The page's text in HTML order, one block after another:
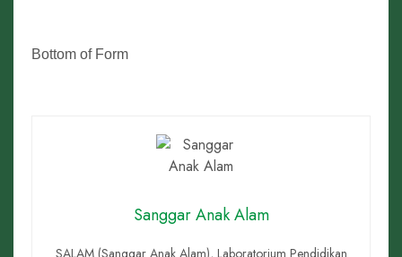
Bottom of Form
Sanggar Anak Alam